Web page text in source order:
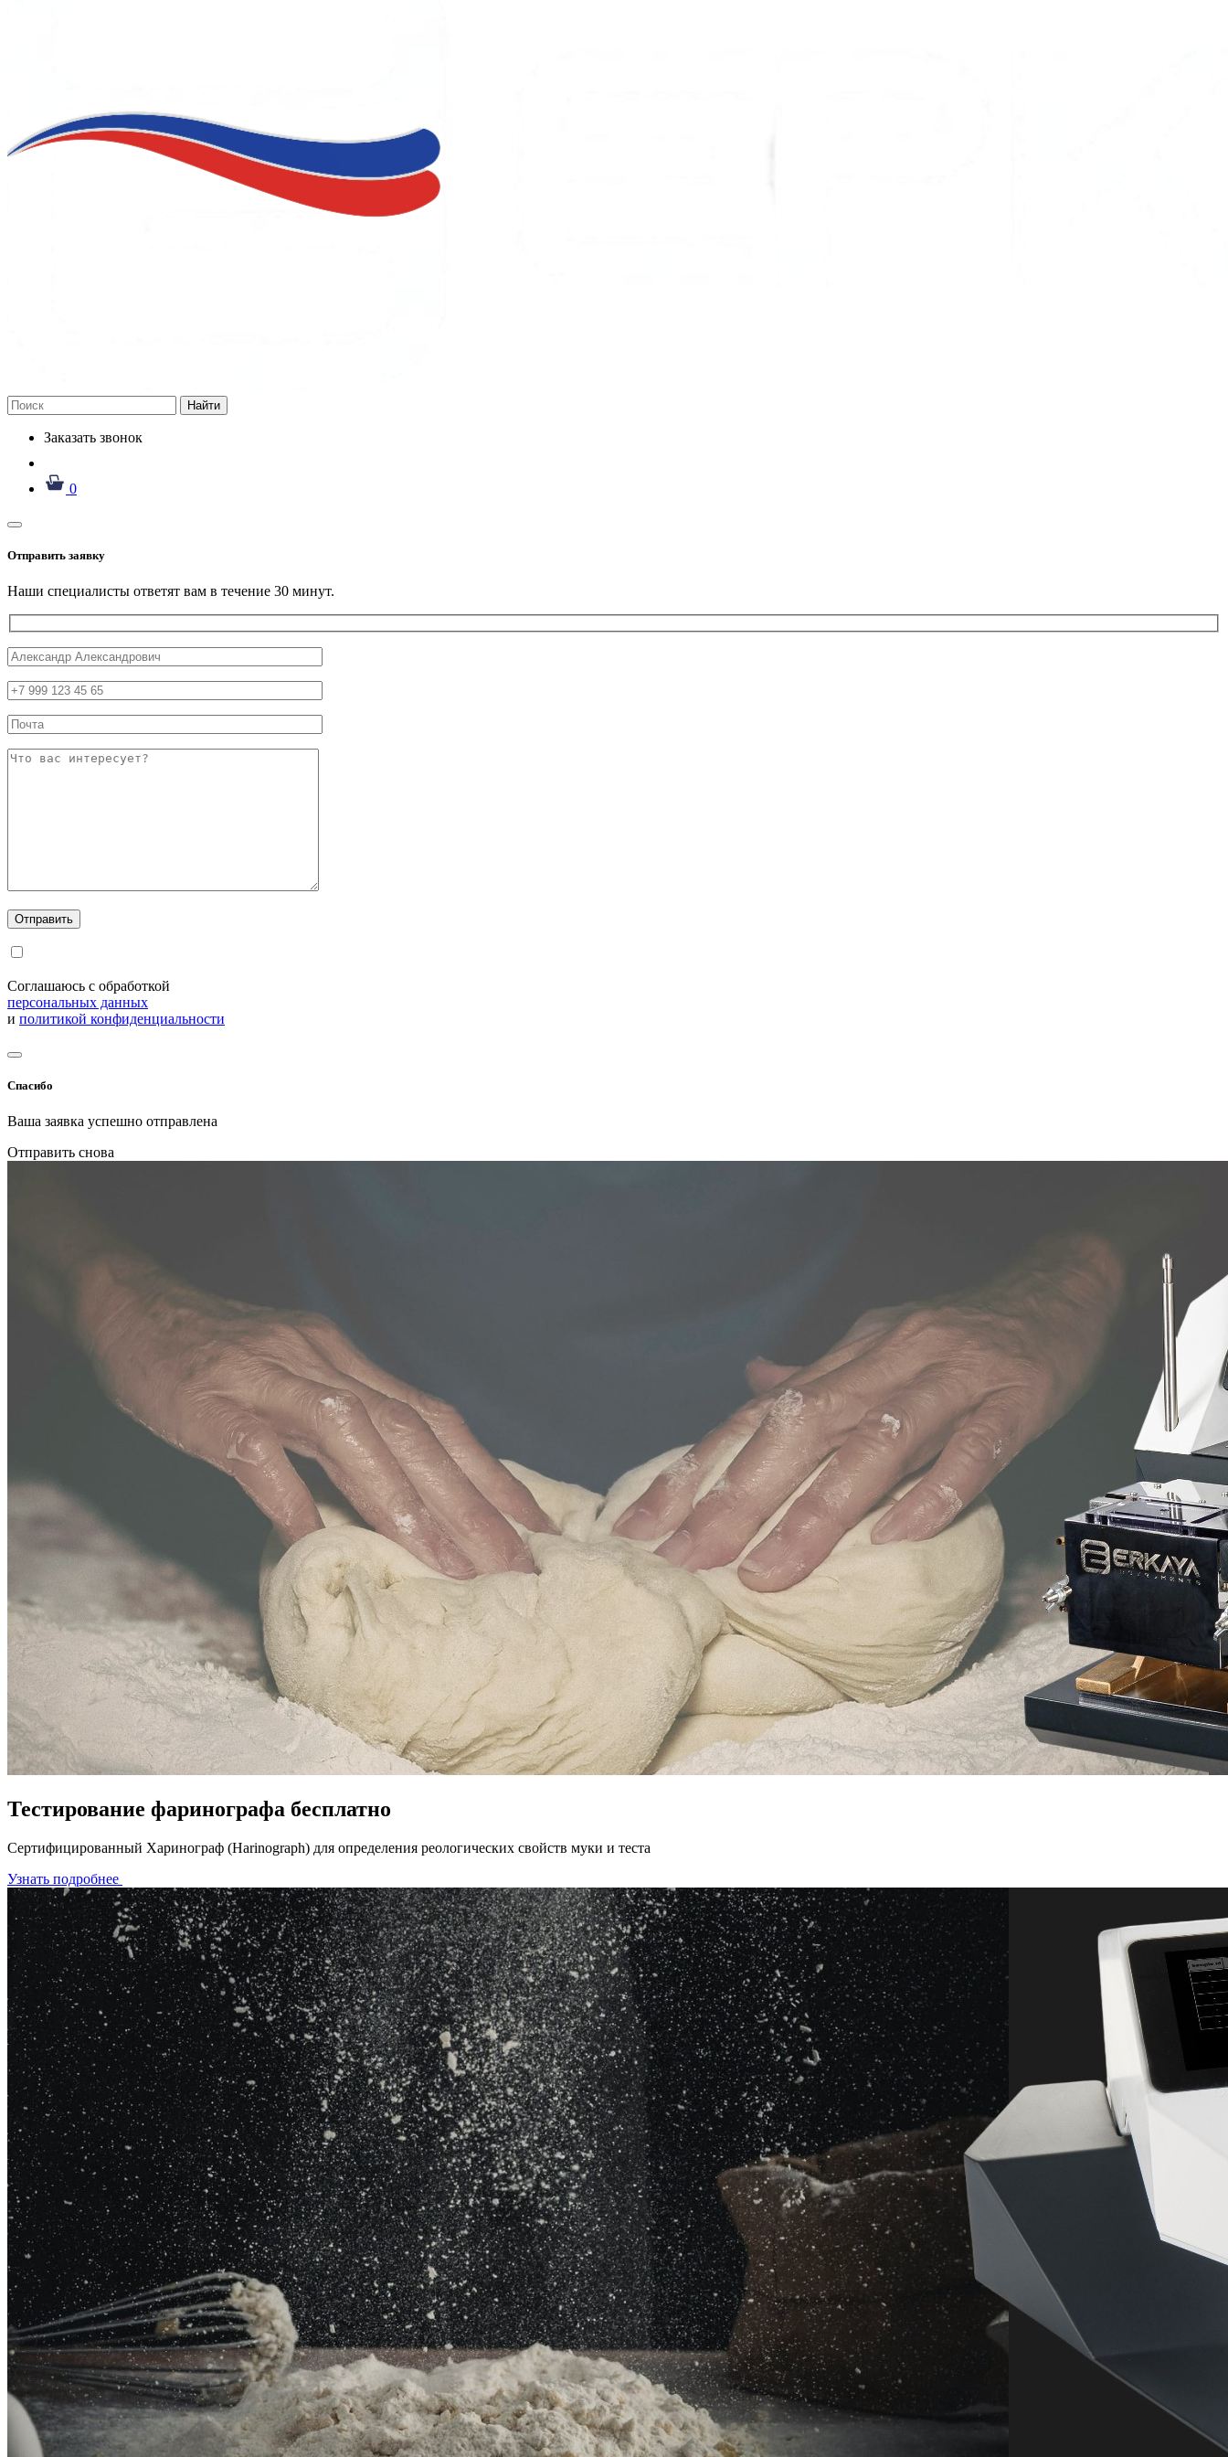
Найти
Заказать звонок
0
Отправить заявку
Наши специалисты ответят вам в течение 30 минут.
Соглашаюсь с обработкой
персональных данных
и политикой конфиденциальности
Спасибо
Ваша заявка успешно отправлена
Отправить снова
Тестирование фаринографа бесплатно
Сертифицированный Харинограф (Harinograph) для определения реологических свойств муки и теста
Узнать подробнее